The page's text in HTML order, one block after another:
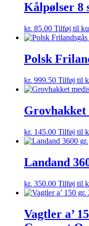
Kålpølser 8
kr. 85.00 Tilføj til
Polsk
kr. 999.50 Tilføj til
Grovhakket
kr. 145.00 Tilføj til
Landand
kr. 350.00 Tilføj til
Vagtler a’